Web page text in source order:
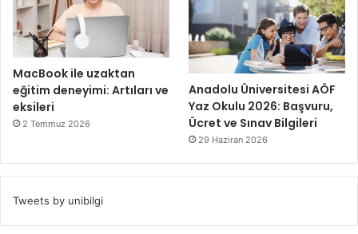
MacBook ile uzaktan
eğitim deneyimi: Artıları ve
eksileri
2 Temmuz 2026
Anadolu Üniversitesi AÖF
Yaz Okulu 2026: Başvuru,
Ücret ve Sınav Bilgileri
29 Haziran 2026
Tweets by unibilgi